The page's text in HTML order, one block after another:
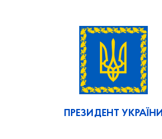
ПРЕЗИДЕНТ УКРАЇНИ